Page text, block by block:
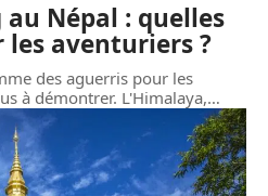
Népal : quelles
les aventuriers ?
des aguerris pour les
à démontrer. L'Himalaya,…